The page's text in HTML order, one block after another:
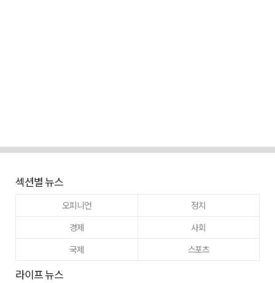
섹션별 뉴스
오피니언
정치
경제
사회
국제
스포츠
라이프 뉴스